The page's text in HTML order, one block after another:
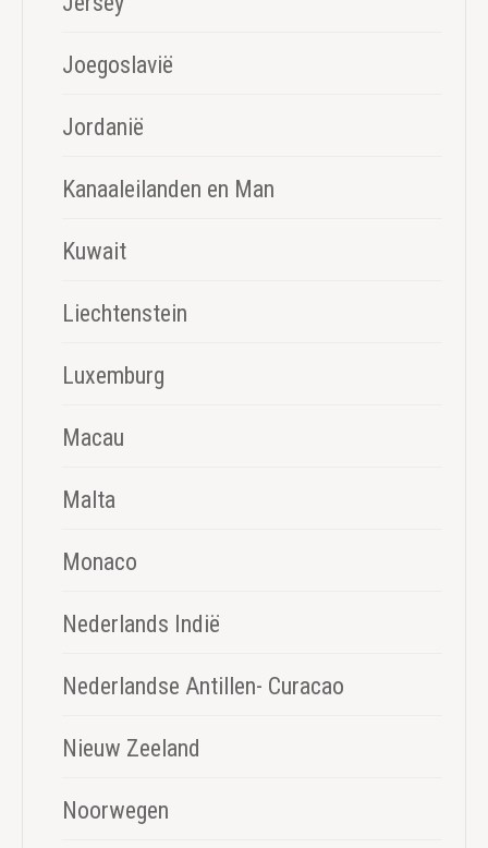
Joegoslavië
Jordanië
Kanaaleilanden en Man
Kuwait
Liechtenstein
Luxemburg
Macau
Malta
Monaco
Nederlands Indië
Nederlandse Antillen- Curacao
Nieuw Zeeland
Noorwegen